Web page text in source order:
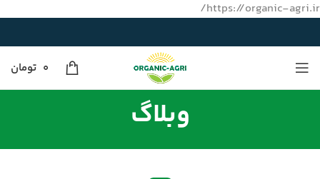
https://organic-agri.ir/
0 تومان
وبلاگ